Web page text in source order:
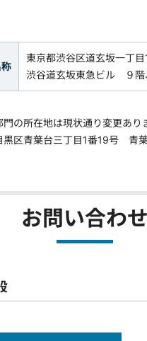
東京都渋谷区道玄坂一丁
渋谷道玄坂東急ビル ９階
の所在地は現状通り変更あり
黒区青葉台三丁目1番19号 青葉
お問い合わせ